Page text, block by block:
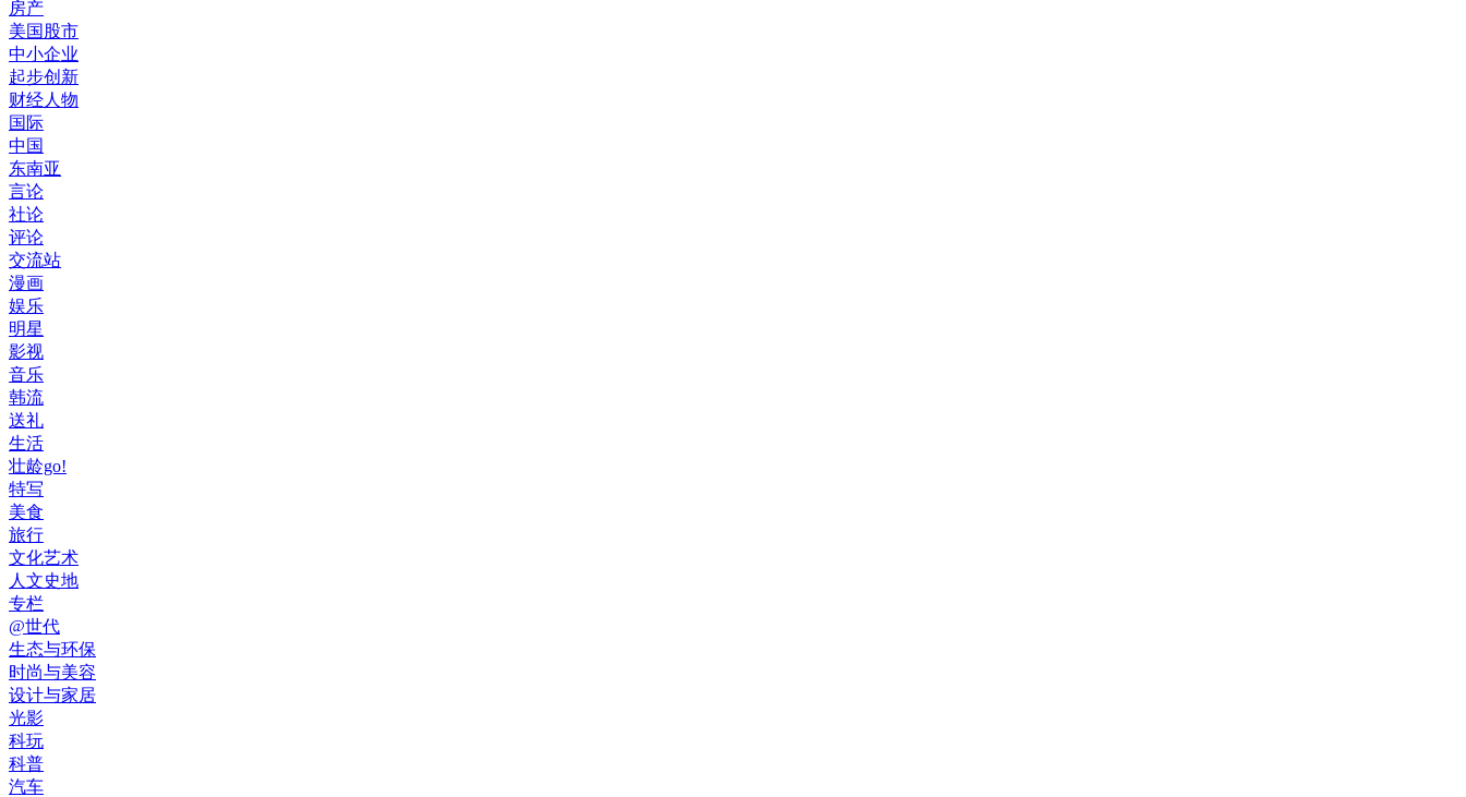
房产
美国股市
中小企业
起步创新
财经人物
国际
中国
东南亚
言论
社论
评论
交流站
漫画
娱乐
明星
影视
音乐
韩流
送礼
生活
壮龄go!
特写
美食
旅行
文化艺术
人文史地
专栏
@世代
生态与环保
时尚与美容
设计与家居
光影
科玩
科普
汽车